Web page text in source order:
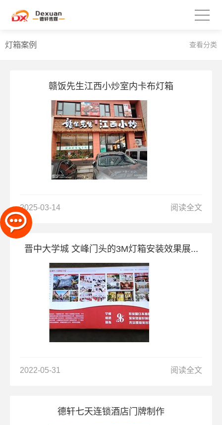
灯箱案例 查看分类
赣饭先生江西小炒室内卡布灯箱
2025-03-14 阅读全文
晋中大学城 文峰门头的3M灯箱安装效果展...
2022-05-31 阅读全文
德轩七天连锁酒店门牌制作